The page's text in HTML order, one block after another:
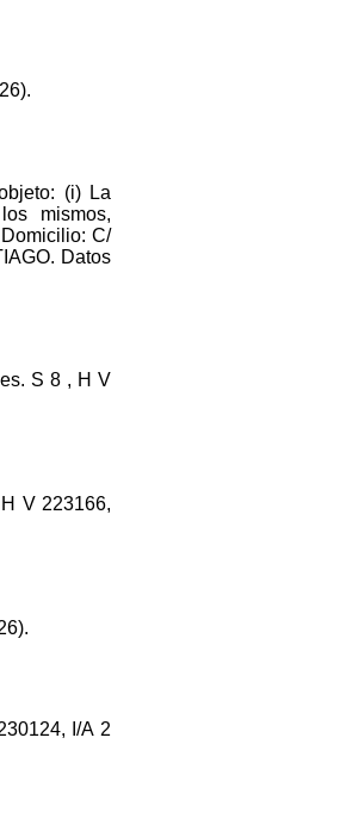
(i) La
mismos,
C/
Datos
S 8 , H V
V 223166,
I/A 2